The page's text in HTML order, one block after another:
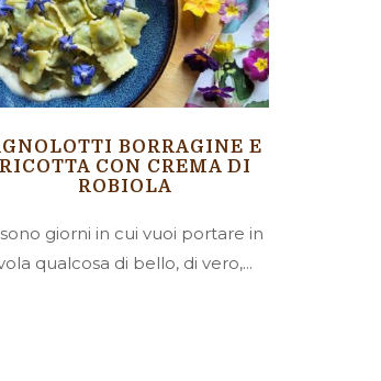
BORRAGINE E
RICOTTA CON CREMA DI
ROBIOLA
sono giorni in cui vuoi portare in
qualcosa di bello, di vero,...